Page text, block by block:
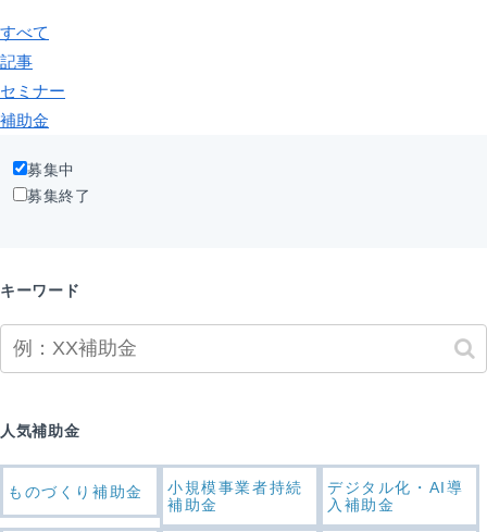
すべて
記事
セミナー
補助金
募集中
募集終了
キーワード
人気補助金
ものづくり補助金
小規模事業者持続
補助金
デジタル化・AI導
入補助金